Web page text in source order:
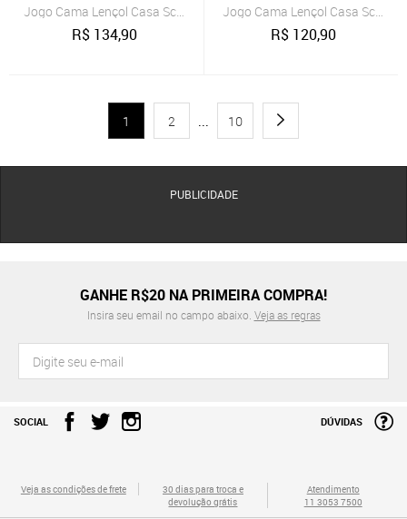
Jogo Cama Lençol Casa Scarpa Meggy Poá King Bolinhas
R$ 134,90
Jogo Cama Lençol Casa
R$ 120,90
1 2 ... 10
PUBLICIDADE
GANHE R$20 NA PRIMEIRA COMPRA!
Insira seu email no campo abaixo. Veja as regras
SOCIAL DÚVIDAS
Veja as condições de frete
30 dias para troca e
devolução grátis
Atendimento
11 3053 7500